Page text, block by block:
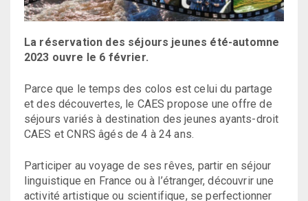
La réservation des séjours jeunes été-automne
2023 ouvre le 6 février.
Parce que le temps des colos est celui du partage
et des découvertes, le CAES propose une offre de
séjours variés à destination des jeunes ayants-droit
CAES et CNRS âgés de 4 à 24 ans.
Participer au voyage de ses rêves, partir en séjour
linguistique en France ou à l’étranger, découvrir une
activité artistique ou scientifique, se perfectionner